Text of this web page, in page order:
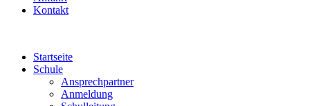
Kontakt
Startseite
Schule
Ansprechpartner
Anmeldung